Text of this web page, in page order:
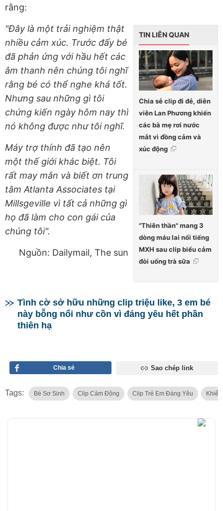
rằng:
TIN LIÊN QUAN
Chia sẻ clip đi đẻ, diễn
viên Lan Phương khiến
các bà mẹ rơi nước
mắt vì đồng cảm và
xúc động
"Thiên thần" mang 3
dòng máu lai nổi tiếng
MXH sau clip biểu cảm
đòi uống trà sữa
"Đây là một trải nghiệm thật
nhiều cảm xúc. Trước đấy bé
đã phản ứng với hầu hết các
âm thanh nên chúng tôi nghĩ
rằng bé có thể nghe khá tốt.
Nhưng sau những gì tôi
chứng kiến ngày hôm nay thì
nó không được như tôi nghĩ.
Máy trợ thính đã tạo nên
một thế giới khác biệt. Tôi
rất may mắn và biết ơn trung
tâm Atlanta Associates tại
Millsgeville vì tất cả những gì
họ đã làm cho con gái của
chúng tôi".
Nguồn: Dailymail, The sun
Tình cờ sở hữu những clip triệu like, 3 em bé
này bỗng nổi như cồn vì đáng yêu hết phần
thiên hạ
Chia sẻ Sao chép link
Tags: Bé Sơ Sinh Clip Cảm Động Clip Trẻ Em Đáng Yêu